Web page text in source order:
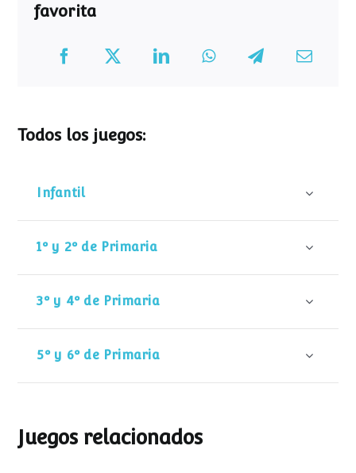
favorita
Todos los juegos:
Infantil
1º y 2º de Primaria
3º y 4º de Primaria
5º y 6º de Primaria
Juegos relacionados